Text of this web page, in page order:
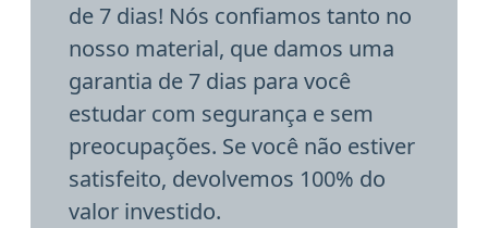
de 7 dias! Nós confiamos tanto no
nosso material, que damos uma
garantia de 7 dias para você
estudar com segurança e sem
preocupações. Se você não estiver
satisfeito, devolvemos 100% do
valor investido.